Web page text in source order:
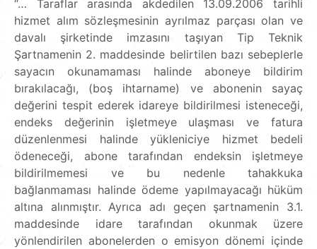
“… Taraflar arasında akdedilen 13.09.2006 tarihli
hizmet alım sözleşmesinin ayrılmaz parçası olan ve
davalı şirketinde imzasını taşıyan Tip Teknik
Şartnamenin 2. maddesinde belirtilen bazı sebeplerle
sayacın okunamaması halinde aboneye bildirim
bırakılacağı, (boş ihtarname) ve abonenin sayaç
değerini tespit ederek idareye bildirilmesi isteneceği,
endeks değerinin işletmeye ulaşması ve fatura
düzenlenmesi halinde yükleniciye hizmet bedeli
ödeneceği, abone tarafından endeksin işletmeye
bildirilmemesi ve bu nedenle tahakkuka
bağlanmaması halinde ödeme yapılmayacağı hüküm
altına alınmıştır. Ayrıca adı geçen şartnamenin 3.1.
maddesinde idare tarafından okunmak üzere
yönlendirilen abonelerden o emisyon dönemi içinde